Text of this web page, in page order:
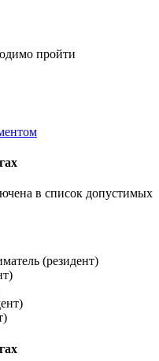
пройти
в список допустимых
(резидент)